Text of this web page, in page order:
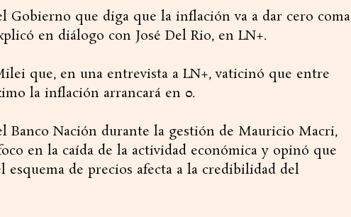
Gobierno que diga que la inflación va a dar cero coma
en diálogo con José Del Rio, en LN+.
que, en una entrevista a LN+, vaticinó que entre
la inflación arrancará en 0.
Banco Nación durante la gestión de Mauricio Macri,
en la caída de la actividad económica y opinó que
esquema de precios afecta a la credibilidad del